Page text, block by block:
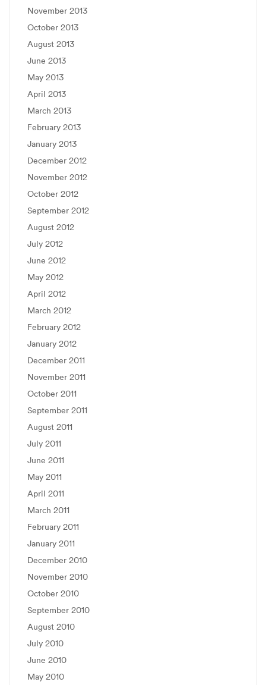
November 2013
October 2013
August 2013
June 2013
May 2013
April 2013
March 2013
February 2013
January 2013
December 2012
November 2012
October 2012
September 2012
August 2012
July 2012
June 2012
May 2012
April 2012
March 2012
February 2012
January 2012
December 2011
November 2011
October 2011
September 2011
August 2011
July 2011
June 2011
May 2011
April 2011
March 2011
February 2011
January 2011
December 2010
November 2010
October 2010
September 2010
August 2010
July 2010
June 2010
May 2010